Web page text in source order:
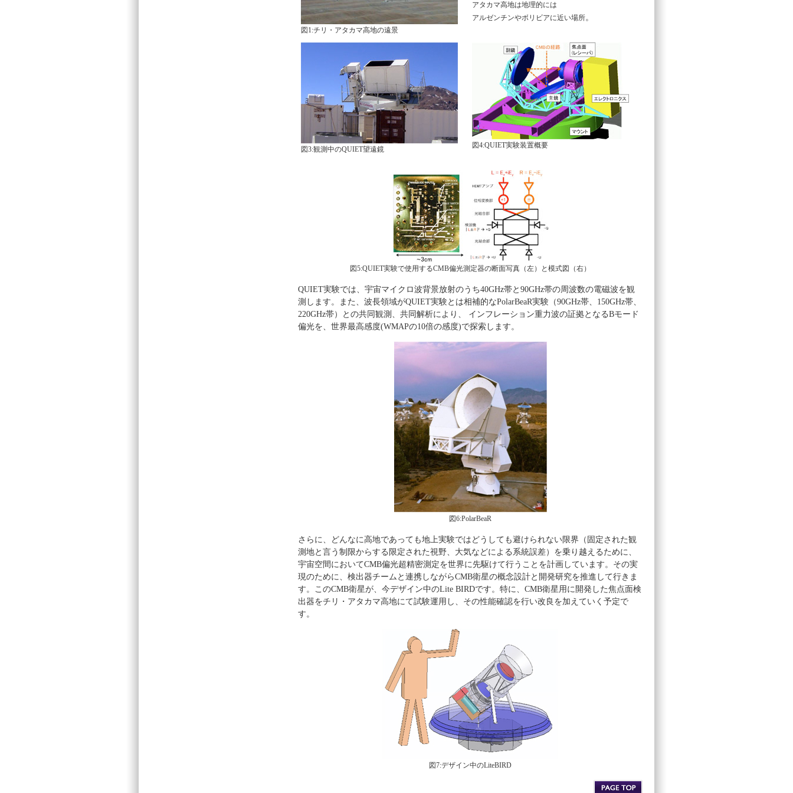
図1:チリ・アタカマ高地の遠景
アタカマ高地は地理的には
アルゼンチンやボリビアに近い場所。
図3:観測中のQUIET望遠鏡 図4:QUIET実験装置概要
図5:QUIET実験で使用するCMB偏光測定器の断面写真（左）と模式図（右）
QUIET実験では、宇宙マイクロ波背景放射のうち40GHz帯と90GHz帯の周波数の電磁波を観
測します。また、波長領域がQUIET実験とは相補的なPolarBeaR実験（90GHz帯、150GHz帯、
220GHz帯）との共同観測、共同解析により、 インフレーション重力波の証拠となるBモード
偏光を、世界最高感度(WMAPの10倍の感度)で探索します。
図6:PolarBeaR
さらに、どんなに高地であっても地上実験ではどうしても避けられない限界（固定された観
測地と言う制限からする限定された視野、大気などによる系統誤差）を乗り越えるために、
宇宙空間においてCMB偏光超精密測定を世界に先駆けて行うことを計画しています。その実
現のために、検出器チームと連携しながらCMB衛星の概念設計と開発研究を推進して行きま
す。このCMB衛星が、今デザイン中のLite BIRDです。特に、CMB衛星用に開発した焦点面検
出器をチリ・アタカマ高地にて試験運用し、その性能確認を行い改良を加えていく予定で
す。
図7:デザイン中のLiteBIRD